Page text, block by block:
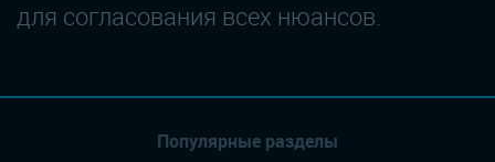
для согласования всех нюансов.
Популярные разделы